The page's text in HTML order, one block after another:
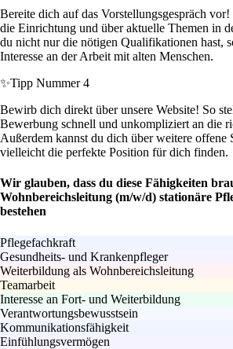
Bereite dich auf das Vorstellungsgespräch
die Einrichtung und über aktuelle Themen in
du nicht nur die nötigen Qualifikationen hast,
Interesse an der Arbeit mit alten Menschen.
✨Tipp Nummer 4
Bewirb dich direkt über unsere Website! So
Bewerbung schnell und unkompliziert an die
Außerdem kannst du dich über weitere offene
vielleicht die perfekte Position für dich finden.
Wir glauben, dass du diese Fähigkeiten
Wohnbereichsleitung (m/w/d) stationäre
bestehen
Pflegefachkraft
Gesundheits- und Krankenpfleger
Weiterbildung als Wohnbereichsleitung
Teamarbeit
Interesse an Fort- und Weiterbildung
Verantwortungsbewusstsein
Kommunikationsfähigkeit
Einfühlungsvermögen